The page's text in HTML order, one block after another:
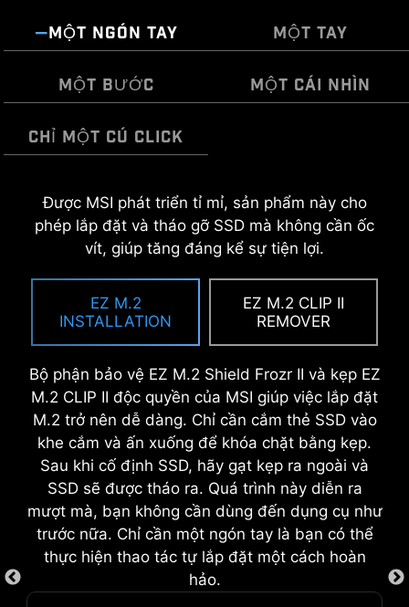
MỘT NGÓN TAY MỘT TAY
MỘT BƯỚC MỘT CÁI NHÌN
CHỈ MỘT CÚ CLICK
Được MSI phát triển tỉ mỉ, sản phẩm này cho
phép lắp đặt và tháo gỡ SSD mà không cần ốc
vít, giúp tăng đáng kể sự tiện lợi.
EZ M.2
INSTALLATION
EZ M.2 CLIP II
REMOVER
Bộ phận bảo vệ EZ M.2 Shield Frozr II và kẹp EZ
M.2 CLIP II độc quyền của MSI giúp việc lắp đặt
M.2 trở nên dễ dàng. Chỉ cần cắm thẻ SSD vào
khe cắm và ấn xuống để khóa chặt bằng kẹp.
Sau khi cố định SSD, hãy gạt kẹp ra ngoài và
SSD sẽ được tháo ra. Quá trình này diễn ra
mượt mà, bạn không cần dùng đến dụng cụ như
trước nữa. Chỉ cần một ngón tay là bạn có thể
thực hiện thao tác tự lắp đặt một cách hoàn
hảo.
Tấm chắn I/O được lắp đặt sẵn mang đến trải
nghiệm ráp máy hợp lý và không gặp rắc rối nhờ
vào loại bỏ bước lắp tấm chắn I/O thủ công
Với thiết kế tích hợp, tấm chắn đảm bảo được
lắp đặt đúng cách và vừa vặn an toàn, vừa bảo
vệ vừa tiện lợi, đồng thời tăng cường độ bền
tổng thể cho dàn máy của bạn.
MSI EZ Antenna giúp quá trình này trở nên dễ
dàng hơn bằng cách chỉ cần vặn lẫy vào bo
mạch chủ mà không cần xoay.
EZ DEBUG LED
Đèn LED tích hợp sẽ chỉ ra nguyên do
của vấn đề để bạn biết chính xác nơi
cần kiểm tra để tiếp tục hoạt động.
ÉP XUNG DỄ DÀNG VỚI EZ
OVERCLOCKING
một số người, MSI Click BIOS X giúp thao tác
này dễ tiếp cận hơn với nhiều tính năng ép xung
chỉ bằng một cú nhấp chuột cho cả bộ xử lý và
bộ nhớ, cho phép người dùng dễ dàng nâng cao
hiệu suất hệ thống mà không cần phải tìm hiểu
sâu vào các thiết lập phức tạp.